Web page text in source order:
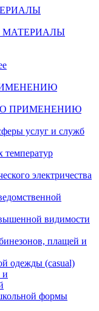
ПРИМЕНЕНИЮ
услуг и служб
электричества
видимости
плащей и
одежды (casual)
и
формы